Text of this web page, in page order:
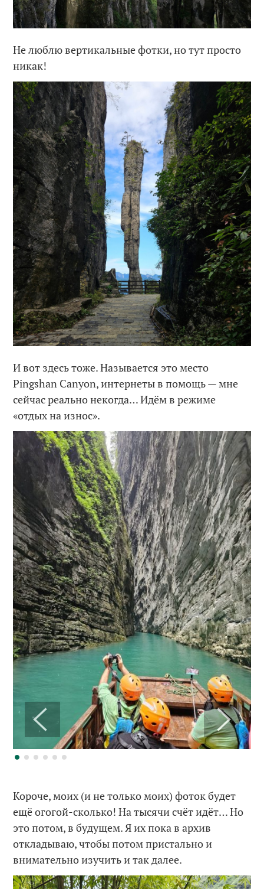
Не люблю вертикальные фотки, но тут просто
никак!
И вот здесь тоже. Называется это место
Pingshan Canyon, интернеты в помощь — мне
сейчас реально некогда… Идём в режиме
«отдых на износ».
Короче, моих (и не только моих) фоток будет
ещё огогой-сколько! На тысячи счёт идёт… Но
это потом, в будущем. Я их пока в архив
откладываю, чтобы потом пристально и
внимательно изучить и так далее.